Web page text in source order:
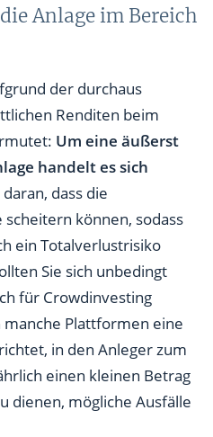
Anlage im Bereich
der durchaus
Renditen beim
Um eine äußerst
handelt es sich
dass die
können, sodass
ein Totalverlustrisiko
Sie sich unbedingt
für Crowdinvesting
Plattformen eine
in den Anleger zum
einen kleinen Betrag
dienen, mögliche Ausfälle